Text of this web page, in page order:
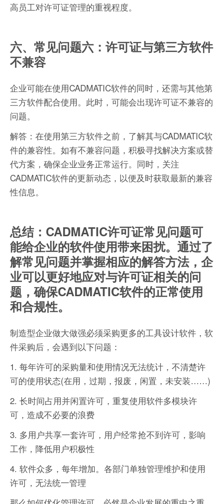
高员工对许可证管理的重视程度。
六、常见问题六：许可证与第三方软件
不兼容
企业可能在使用CADMATIC软件的同时，还需与其他第
三方软件配合使用。此时，可能会出现许可证不兼容的
问题。
解答：在使用第三方软件之前，了解其与CADMATIC软
件的兼容性。如有不兼容问题，积极寻找解决方案或替
代方案，确保企业业务正常运行。同时，关注
CADMATIC软件的更新动态，以便及时获取最新的兼容
性信息。
总结：CADMATIC许可证常见问题可
能给企业的软件使用带来困扰。通过了
解常见问题并掌握相应的解答方法，企
业可以更好地应对与许可证相关的问
题，确保CADMATIC软件的正常使用
和合规性。
制造型企业做大做强必须采购更多的工具设计软件，软
件采购后，会遇到以下问题：
1. 每年许可的采购量和使用情况无法统计，不清楚许
可的使用状态(在用，过期，报废，闲置，未安装……)
2. 长时间占用并闲置许可，重复使用软件多模块许
可，造成不必要的浪费
3. 多用户共享一套许可，用户经常抢不到许可，影响
工作，降低用户积极性
4. 软件众多，每年增加。各部门单独管理维护和使用
许可，无法统一管理